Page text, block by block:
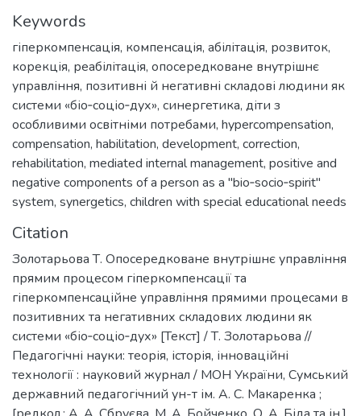
Keywords
гіперкомпенсація, компенсація, абілітація, розвиток,
корекція, реабілітація, опосередковане внутрішнє
управління, позитивні й негативні складові людини як
системи «біо‐соціо‐дух», синергетика, діти з
особливими освітніми потребами, hypercompensation,
compensation, habilitation, development, correction,
rehabilitation, mediated internal management, positive and
negative components of a person as a "bio‐socio‐spirit"
system, synergetics, children with special educational needs
Citation
Золотарьова Т. Опосередковане внутрішнє управління
прямим процесом гіперкомпенсації та
гіперкомпенсаційне управління прямими процесами в
позитивних та негативних складових людини як
системи «біо‐соціо‐дух» [Текст] / Т. Золотарьова //
Педагогічні науки: теорія, історія, інноваційні
технології : науковий журнал / МОН України, Сумський
державний педагогічний ун-т ім. А. С. Макаренка ;